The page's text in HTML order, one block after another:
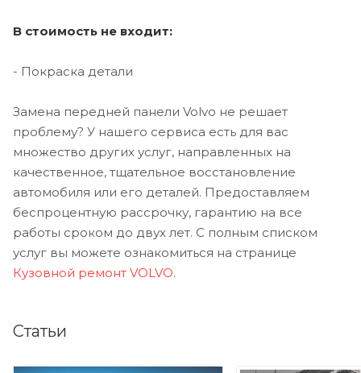
В стоимость не входит:
- Покраска детали
Замена передней панели Volvo не решает
проблему? У нашего сервиса есть для вас
множество других услуг, направленных на
качественное, тщательное восстановление
автомобиля или его деталей. Предоставляем
беспроцентную рассрочку, гарантию на все
работы сроком до двух лет. С полным списком
услуг вы можете ознакомиться на странице
Кузовной ремонт VOLVO.
Статьи